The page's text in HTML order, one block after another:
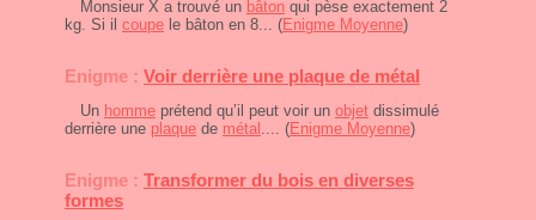
Monsieur X a trouvé un bâton qui pèse exactement 2
kg. Si il coupe le bâton en 8... (Enigme Moyenne)
Enigme : Voir derrière une plaque de métal
Un homme prétend qu’il peut voir un objet dissimulé
derrière une plaque de métal .... (Enigme Moyenne)
Enigme : Transformer du bois en diverses
formes